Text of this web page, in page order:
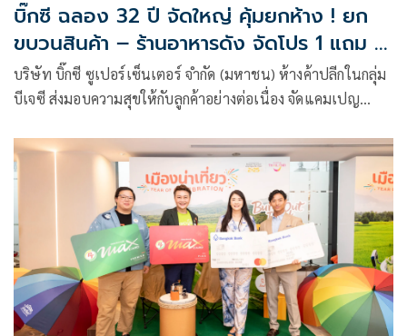
บิ๊กซี ฉลอง 32 ปี จัดใหญ่ คุ้มยกห้าง ! ยก
ขบวนสินค้า – ร้านอาหารดัง จัดโปร 1 แถม 1
แบบที่ไม่เคยมีมาก่อน
บริษัท บิ๊กซี ซูเปอร์เซ็นเตอร์ จำกัด (มหาชน) ห้างค้าปลีกในกลุ่ม
บีเจซี ส่งมอบความสุขให้กับลูกค้าอย่างต่อเนื่อง จัดแคมเปญ
โปรโมชัน ซื้อ 1 แถม 1” พบกับสินค้ามากมาย กว่า 1,400